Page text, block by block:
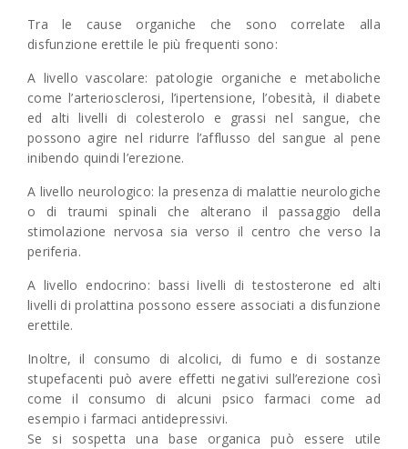
Tra le cause organiche che sono correlate alla
disfunzione erettile le più frequenti sono:
A livello vascolare: patologie organiche e metaboliche
come l’arteriosclerosi, l’ipertensione, l’obesità, il diabete
ed alti livelli di colesterolo e grassi nel sangue, che
possono agire nel ridurre l’afflusso del sangue al pene
inibendo quindi l’erezione.
A livello neurologico: la presenza di malattie neurologiche
o di traumi spinali che alterano il passaggio della
stimolazione nervosa sia verso il centro che verso la
periferia.
A livello endocrino: bassi livelli di testosterone ed alti
livelli di prolattina possono essere associati a disfunzione
erettile.
Inoltre, il consumo di alcolici, di fumo e di sostanze
stupefacenti può avere effetti negativi sull’erezione così
come il consumo di alcuni psico farmaci come ad
esempio i farmaci antidepressivi.
Se si sospetta una base organica può essere utile